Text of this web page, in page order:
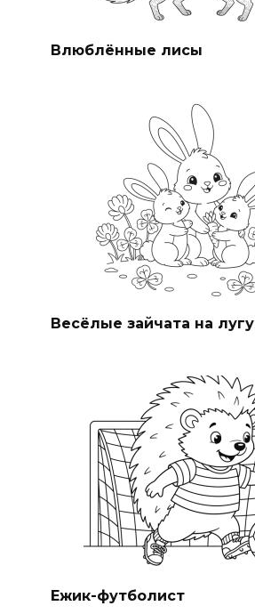
Влюблённые лисы
Весёлые зайчата на лугу
Ежик-футболист